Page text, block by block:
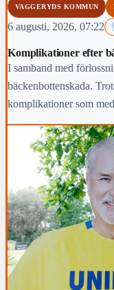
VAGGERYDS KOMMUN
6 augusti, 2026, 07:22
Komplikationer efter
I samband med
bäckenbottenskada.
komplikationer som
Region Jönköpings län